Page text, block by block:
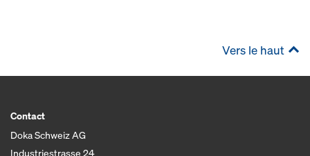
Vers le haut
Contact
Doka Schweiz AG
Industriestrasse 24